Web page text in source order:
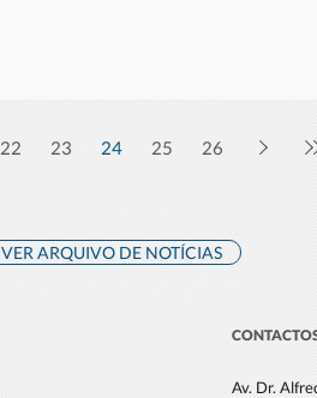
22 23 24 25 26
VER ARQUIVO DE NOTÍCIAS
Av. Dr.